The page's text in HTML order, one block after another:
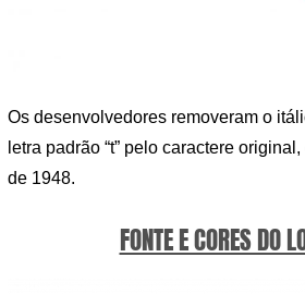
Os desenvolvedores removeram o
letra padrão “t” pelo caractere
de 1948.
FONTE E CORES DO